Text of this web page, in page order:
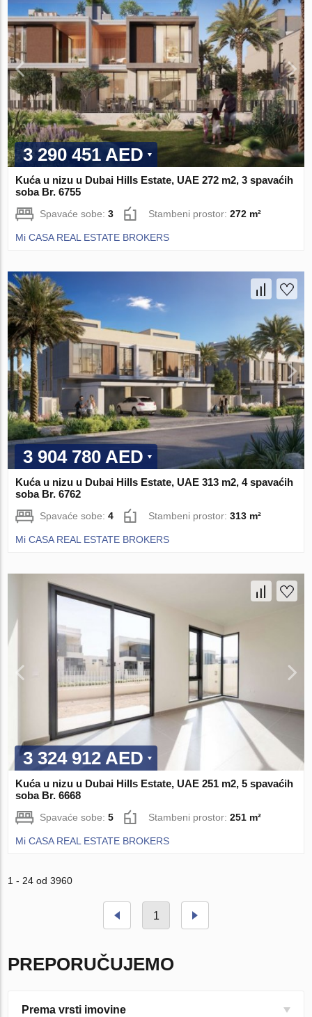
3 290 451 AED
Kuća u nizu u Dubai Hills Estate, UAE 272 m2, 3 spavaćih
soba Br. 6755
Spavaće sobe:3 Stambeni prostor:272 m²
Mi CASA REAL ESTATE BROKERS
3 904 780 AED
Kuća u nizu u Dubai Hills Estate, UAE 313 m2, 4 spavaćih
soba Br. 6762
Spavaće sobe:4 Stambeni prostor:313 m²
Mi CASA REAL ESTATE BROKERS
3 324 912 AED
Kuća u nizu u Dubai Hills Estate, UAE 251 m2, 5 spavaćih
soba Br. 6668
Spavaće sobe:5 Stambeni prostor:251 m²
Mi CASA REAL ESTATE BROKERS
1 - 24 od 3960
1
PREPORUČUJEMO
Prema vrsti imovine